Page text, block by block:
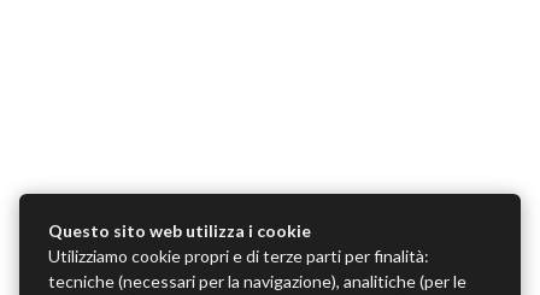
Questo sito web utilizza i cookie
Utilizziamo cookie propri e di terze parti per finalità:
tecniche (necessari per la navigazione), analitiche (per le